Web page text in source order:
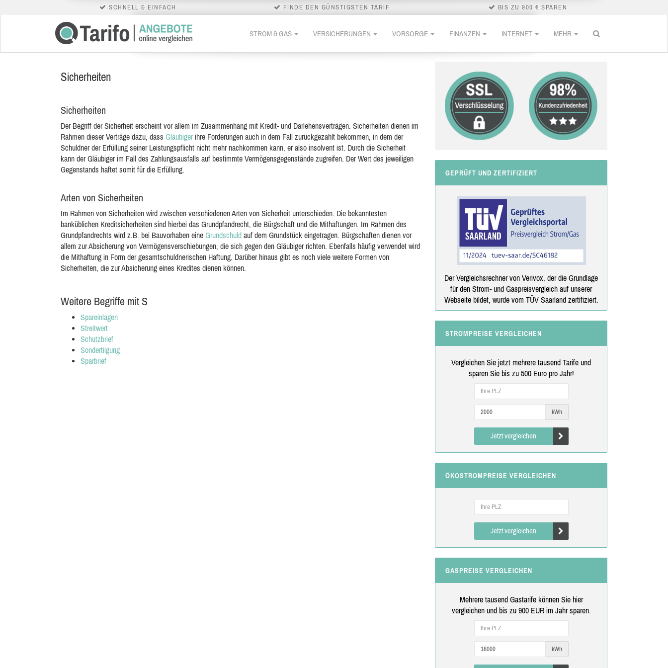
SCHNELL & EINFACH FINDE DEN GÜNSTIGSTEN TARIF BIS ZU 900 € SPAREN
STROM & GAS VERSICHERUNGEN VORSORGE FINANZEN INTERNET MEHR
Sicherheiten
Sicherheiten
Der Begriff der Sicherheit erscheint vor allem im Zusammenhang mit Kredit- und Darlehensverträgen. Sicherheiten dienen im
Rahmen dieser Verträge dazu, dass Gläubigerihre Forderungen auch in dem Fall zurückgezahlt bekommen, in dem der
Schuldner der Erfüllung seiner Leistungspflicht nicht mehr nachkommen kann, er also insolvent ist. Durch die Sicherheit
kann der Gläubiger im Fall des Zahlungsausfalls auf bestimmte Vermögensgegenstände zugreifen. Der Wert des jeweiligen
Gegenstands haftet somit für die Erfüllung.
Arten von Sicherheiten
Im Rahmen von Sicherheiten wird zwischen verschiedenen Arten von Sicherheit unterschieden. Die bekanntesten
banküblichen Kreditsicherheiten sind hierbei das Grundpfandrecht, die Bürgschaft und die Mithaftungen. Im Rahmen des
Grundpfandrechts wird z.B. bei Bauvorhaben eine Grundschuld auf dem Grundstück eingetragen. Bürgschaften dienen vor
allem zur Absicherung von Vermögensverschiebungen, die sich gegen den Gläubiger richten. Ebenfalls häufig verwendet wird
die Mithaftung in Form der gesamtschuldnerischen Haftung. Darüber hinaus gibt es noch viele weitere Formen von
Sicherheiten, die zur Absicherung eines Kredites dienen können.
Weitere Begriffe mit S
Spareinlagen
Streitwert
Schutzbrief
Sondertilgung
Sparbrief
GEPRÜFT UND ZERTIFIZIERT
Der Vergleichsrechner von Verivox, der die Grundlage
für den Strom- und Gaspreisvergleich auf unserer
Webseite bildet, wurde vom TÜV Saarland zertifiziert.
STROMPREISE VERGLEICHEN
Vergleichen Sie jetzt mehrere tausend Tarife und
sparen Sie bis zu 500 Euro pro Jahr!
kWh
Jetzt vergleichen
ÖKOSTROMPREISE VERGLEICHEN
Jetzt vergleichen
GASPREISE VERGLEICHEN
Mehrere tausend Gastarife können Sie hier
vergleichen und bis zu 900 EUR im Jahr sparen.
kWh